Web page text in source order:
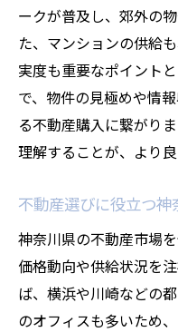
ークが普及し、郊外の
た、マンションの供給
実度も重要なポイント
で、物件の見極めや情
る不動産購入に繋がり
理解することが、より
不動産選びに役立つ
神奈川県の不動産市場
価格動向や供給状況を
ば、横浜や川崎などの
のオフィスも多いため